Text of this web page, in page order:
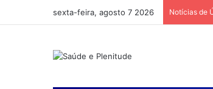
sexta-feira, agosto 7 2026 Notícias de